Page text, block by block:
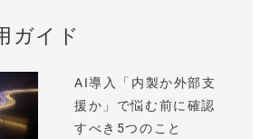
ガイド
AI導入「内製か外部支
援か」で悩む前に確認
すべき5つのこと